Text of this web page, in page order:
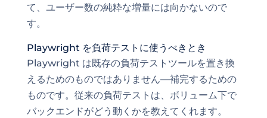
て、ユーザー数の純粋な増量には向かないので
す。
Playwright を負荷テストに使うべきとき
Playwright は既存の負荷テストツールを置き換
えるためのものではありません—補完するための
ものです。従来の負荷テストは、ボリューム下で
バックエンドがどう動くかを教えてくれます。